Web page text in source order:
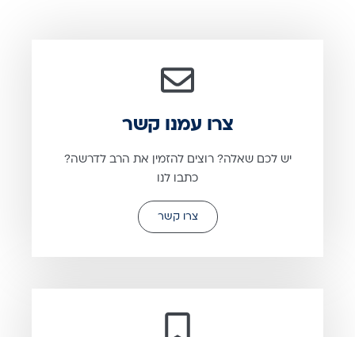
צרו עמנו קשר
יש לכם שאלה? רוצים להזמין את הרב לדרשה?
כתבו לנו
צרו קשר